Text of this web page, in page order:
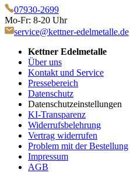
07930-2699
Mo-Fr: 8-20 Uhr
service@kettner-edelmetalle.de
Kettner Edelmetalle
Über uns
Kontakt und Service
Pressebereich
Datenschutz
Datenschutzeinstellungen
KI-Transparenz
Widerrufsbelehrung
Vertrag widerrufen
Problem mit der Bestellung
Impressum
AGB